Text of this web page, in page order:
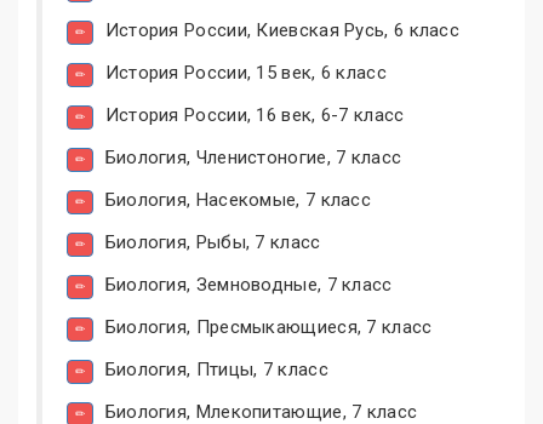
История России, Киевская Русь, 6 класс
История России, 15 век, 6 класс
История России, 16 век, 6-7 класс
Биология, Членистоногие, 7 класс
Биология, Насекомые, 7 класс
Биология, Рыбы, 7 класс
Биология, Земноводные, 7 класс
Биология, Пресмыкающиеся, 7 класс
Биология, Птицы, 7 класс
Биология, Млекопитающие, 7 класс